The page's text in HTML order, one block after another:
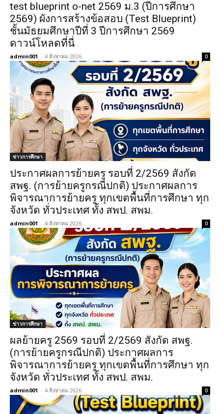
test blueprint o-net 2569 ม.3 (ปีการศึกษา
2569) ผังการสร้างข้อสอบ (Test Blueprint)
ชั้นมัธยมศึกษาปีที่ 3 ปีการศึกษา 2569
ดาวน์โหลดที่นี่
admin001 - 4 สิงหาคม 2026 0
ข่าวการศึกษา
ประกาศผลการย้ายครู รอบที่ 2/2569 สังกัด
สพฐ. (การย้ายครูกรณีปกติ) ประกาศผลการ
พิจารณาการย้ายครู ทุกเขตพื้นที่การศึกษา ทุก
จังหวัด ทั่วประเทศ ทั้ง สพป. สพม.
admin001 - 4 สิงหาคม 2026 0
ข่าวการศึกษา
ผลย้ายครู 2569 รอบที่ 2/2569 สังกัด สพฐ.
(การย้ายครูกรณีปกติ) ประกาศผลการ
พิจารณาการย้ายครู ทุกเขตพื้นที่การศึกษา ทุก
จังหวัด ทั่วประเทศ ทั้ง สพป. สพม.
admin001 - 4 สิงหาคม 2026 0